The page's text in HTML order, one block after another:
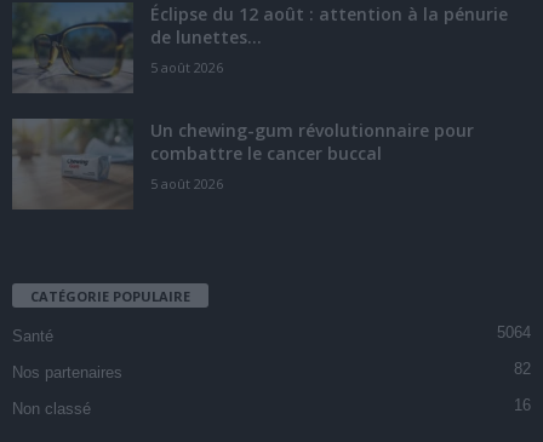
Éclipse du 12 août : attention à la pénurie
de lunettes...
5 août 2026
Un chewing-gum révolutionnaire pour
combattre le cancer buccal
5 août 2026
CATÉGORIE POPULAIRE
Santé 5064
Nos partenaires 82
Non classé 16